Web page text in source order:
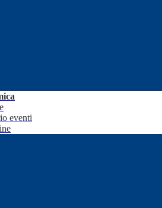
eventi